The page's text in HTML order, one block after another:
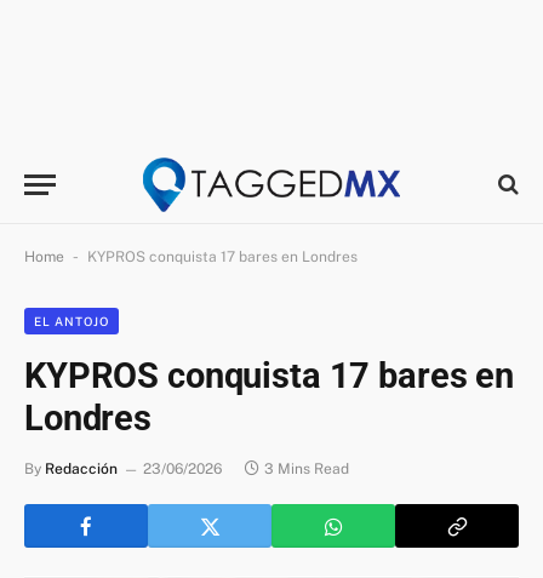
Home - KYPROS conquista 17 bares en Londres
EL ANTOJO
KYPROS conquista 17 bares en
Londres
By Redacción 23/06/2026 3 Mins Read